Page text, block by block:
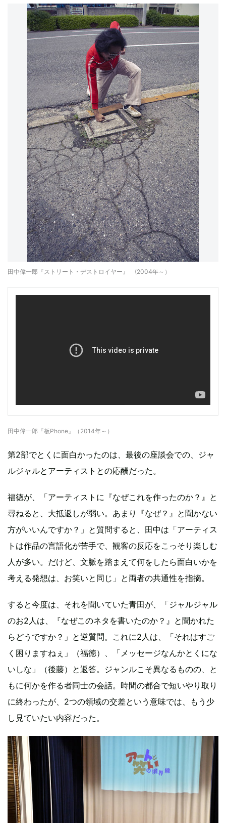
田中偉一郎『ストリート・デストロイヤー』 (2004年～）
田中偉一郎『板Phone』（2014年～）
第2部でとくに面白かったのは、最後の座談会での、ジャ
ルジャルとアーティストとの応酬だった。
福徳が、「アーティストに『なぜこれを作ったのか？』と
尋ねると、大抵返しが弱い。あまり『なぜ？』と聞かない
方がいいんですか？」と質問すると、田中は「アーティス
トは作品の言語化が苦手で、観客の反応をこっそり楽しむ
人が多い。だけど、文脈を踏まえて何をしたら面白いかを
考える発想は、お笑いと同じ」と両者の共通性を指摘。
すると今度は、それを聞いていた青田が、「ジャルジャル
のお2人は、『なぜこのネタを書いたのか？』と聞かれた
らどうですか？」と逆質問。これに2人は、「それはすご
く困りますねぇ」（福徳）、「メッセージなんかとくにな
いしな」（後藤）と返答。ジャンルこそ異なるものの、と
もに何かを作る者同士の会話。時間の都合で短いやり取り
に終わったが、2つの領域の交差という意味では、もう少
し見ていたい内容だった。